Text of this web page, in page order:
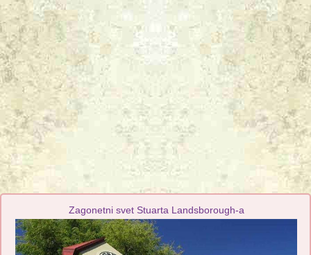
Zagonetni svet Stuarta Landsborough-a